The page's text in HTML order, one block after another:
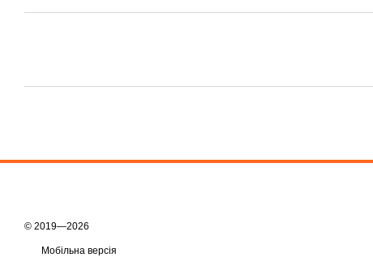
© 2019—2026
Мобільна версія